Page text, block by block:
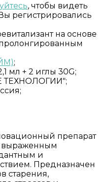
, чтобы видеть
регистрировались
на основе
;
мл + 2 иглы 30G;
препарат
выраженным
и
Предназначен
старения,